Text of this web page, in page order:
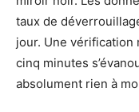
taux de
jour. Une vérification
cinq minutes
absolument rien à